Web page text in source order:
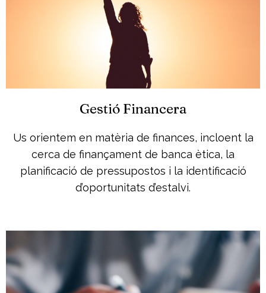
Gestió Financera
Us orientem en matèria de finances, incloent la
cerca de finançament de banca ètica, la
planificació de pressupostos i la identificació
d’oportunitats d’estalvi.